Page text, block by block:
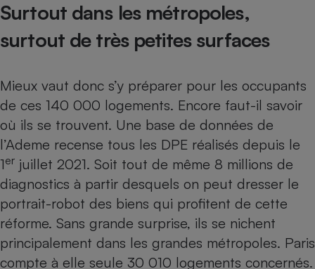
Surtout dans les métropoles,
surtout de très petites surfaces
Mieux vaut donc s’y préparer pour les occupants
de ces 140 000 logements. Encore faut-il savoir
où ils se trouvent. Une base de données de
l’Ademe recense tous les DPE réalisés depuis le
1er juillet 2021. Soit tout de même 8 millions de
diagnostics à partir desquels on peut dresser le
portrait-robot des biens qui profitent de cette
réforme. Sans grande surprise, ils se nichent
principalement dans les grandes métropoles. Paris
compte à elle seule 30 010 logements concernés.